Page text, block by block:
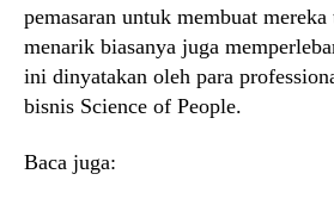
pemasaran untuk membuat mereka
menarik biasanya juga
ini dinyatakan oleh para
bisnis Science of People.
Baca juga: